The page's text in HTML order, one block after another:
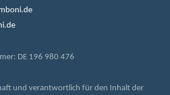
DE 196 980 476
und verantwortlich für den Inhalt der